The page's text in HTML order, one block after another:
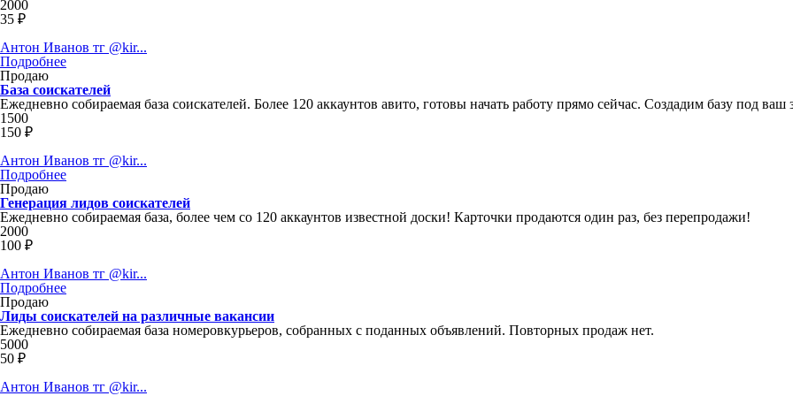
2000
35 ₽
Антон Иванов тг @kir...
Подробнее
Продаю
База соискателей
Ежедневно собираемая база соискателей. Более 120 аккаунтов авито, готовы начать работу прямо сейчас. Создадим базу под ваш
1500
150 ₽
Антон Иванов тг @kir...
Подробнее
Продаю
Генерация лидов соискателей
Ежедневно собираемая база, более чем со 120 аккаунтов известной доски! Карточки продаются один раз, без перепродажи!
2000
100 ₽
Антон Иванов тг @kir...
Подробнее
Продаю
Лиды соискателей на различные вакансии
Ежедневно собираемая база номеровкурьеров, собранных с поданных объявлений. Повторных продаж нет.
5000
50 ₽
Антон Иванов тг @kir...